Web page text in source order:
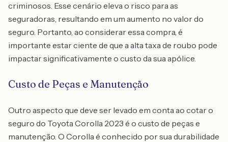
criminosos. Esse cenário eleva o risco para as
seguradoras, resultando em um aumento no valor do
seguro. Portanto, ao considerar essa compra, é
importante estar ciente de que a alta taxa de roubo pode
impactar significativamente o custo da sua apólice.
Custo de Peças e Manutenção
Outro aspecto que deve ser levado em conta ao cotar o
seguro do Toyota Corolla 2023 é o custo de peças e
manutenção. O Corolla é conhecido por sua durabilidade